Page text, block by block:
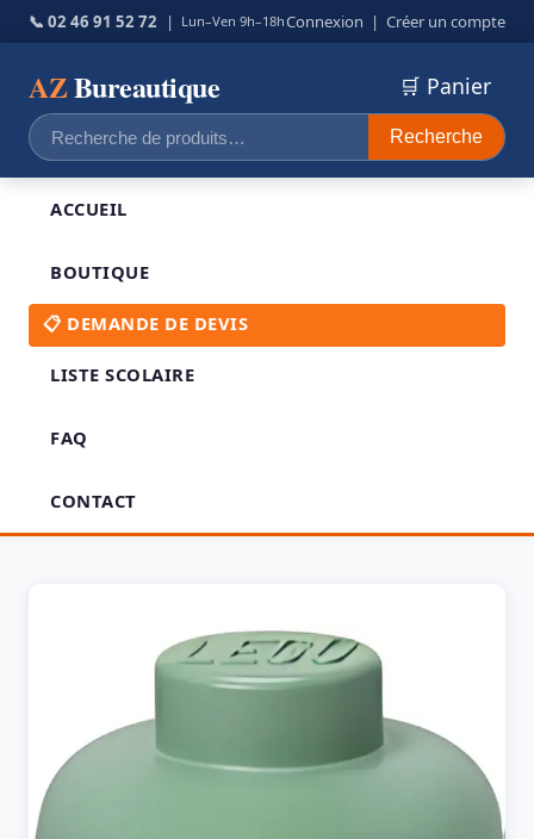
📞 02 46 91 52 72 | Lun–Ven 9h–18hConnexion | Créer un compte
AZBureautique
Recherche
pour :
Recherche
🛒 Panier
ACCUEIL
BOUTIQUE
📋 DEMANDE DE DEVIS
LISTE SCOLAIRE
FAQ
CONTACT